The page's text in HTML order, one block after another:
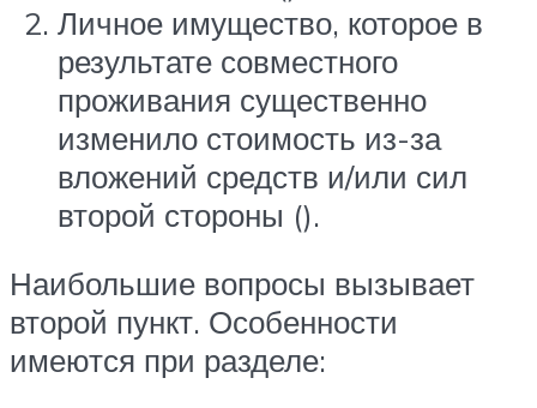
Личное имущество, которое в
результате совместного
проживания существенно
изменило стоимость из-за
вложений средств и/или сил
второй стороны ().
Наибольшие вопросы вызывает
второй пункт. Особенности
имеются при разделе: